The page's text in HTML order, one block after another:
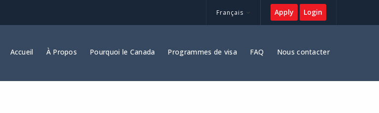
Français Apply Login
Accueil À Propos Pourquoi le Canada Programmes de visa FAQ Nous contacter